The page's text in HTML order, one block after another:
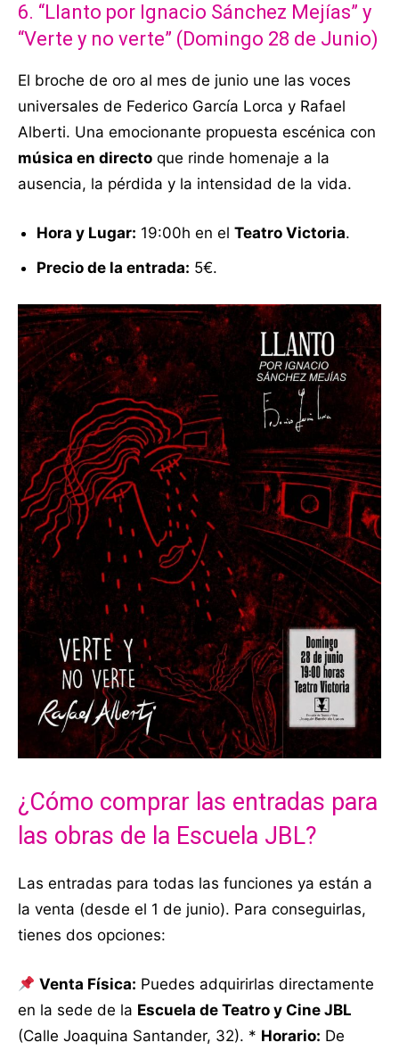
6. “Llanto por Ignacio Sánchez Mejías” y
“Verte y no verte” (Domingo 28 de Junio)
El broche de oro al mes de junio une las voces
universales de Federico García Lorca y Rafael
Alberti. Una emocionante propuesta escénica con
música en directo que rinde homenaje a la
ausencia, la pérdida y la intensidad de la vida.
Hora y Lugar: 19:00h en el Teatro Victoria.
Precio de la entrada: 5€.
¿Cómo comprar las entradas para
las obras de la Escuela JBL?
Las entradas para todas las funciones ya están a
la venta (desde el 1 de junio). Para conseguirlas,
tienes dos opciones:
Venta Física: Puedes adquirirlas directamente
en la sede de la Escuela de Teatro y Cine JBL
(Calle Joaquina Santander, 32). * Horario: De